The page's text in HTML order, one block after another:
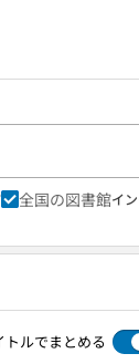
全国の図書館イ
トルでまとめる